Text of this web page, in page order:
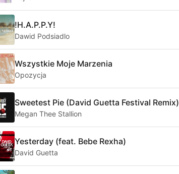
!H.A.P.P.Y!
Dawid Podsiadlo
Wszystkie Moje Marzenia
Opozycja
Sweetest Pie (David Guetta Festival Remix)
Megan Thee Stallion
Yesterday (feat. Bebe Rexha)
David Guetta